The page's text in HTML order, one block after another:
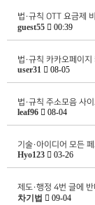
법·규칙 OTT 요금제
guest55 00:39
법·규칙 카카오페이
user31 08-05
법·규칙 주소모음 사
leaf96 08-04
기술·아이디어 모든
Hyo123 03-26
제도·행정 4번 글에 반
차기법 09-04